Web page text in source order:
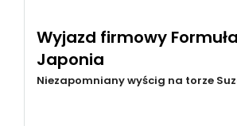
Wyjazd firmowy Formuła
Japonia
Niezapomniany wyścig na torze